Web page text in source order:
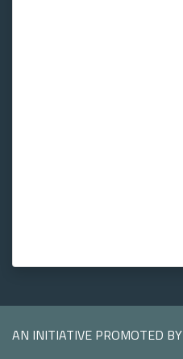
AN INITIATIVE PROMOTED BY